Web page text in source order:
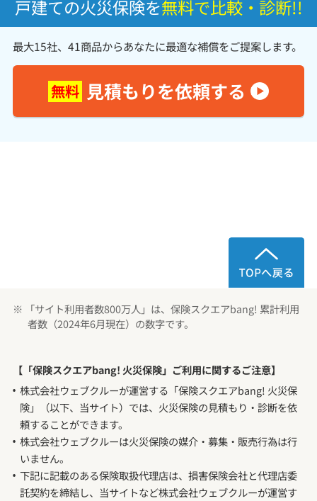
戸建ての火災保険を無料で比較・診断!!
最大15社、41商品からあなたに最適な補償をご提案します。
無料 見積もりを依頼する
※ 「サイト利用者数800万人」は、保険スクエアbang! 累計利用
者数（2024年6月現在）の数字です。
【「保険スクエアbang! 火災保険」ご利用に関するご注意】
株式会社ウェブクルーが運営する「保険スクエアbang! 火災保
険」（以下、当サイト）では、火災保険の見積もり・診断を依
頼することができます。
株式会社ウェブクルーは火災保険の媒介・募集・販売行為は行
いません。
下記に記載のある保険取扱代理店は、損害保険会社と代理店委
託契約を締結し、当サイトなど株式会社ウェブクルーが運営す